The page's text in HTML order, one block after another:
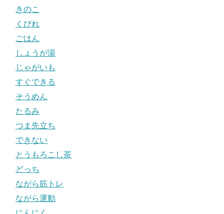
きのこ
くびれ
ごはん
しょうが湯
じゃがいも
すぐできる
そうめん
たるみ
つま先立ち
できない
とうもろこし茶
どっち
ながら筋トレ
ながら運動